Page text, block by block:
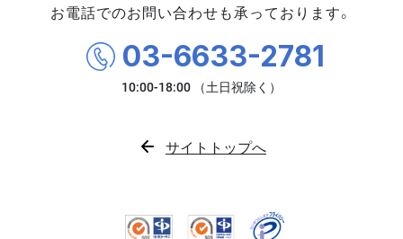
お電話でのお問い合わせも承っております。
03-6633-2781
サイトトップへ